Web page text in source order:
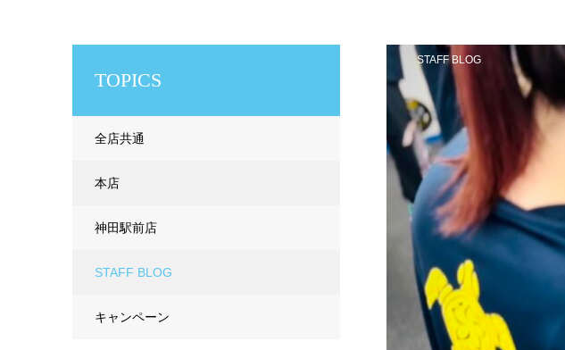
STAFF BLOG
TOPICS
全店共通
本店
神田駅前店
STAFF BLOG
キャンペーン